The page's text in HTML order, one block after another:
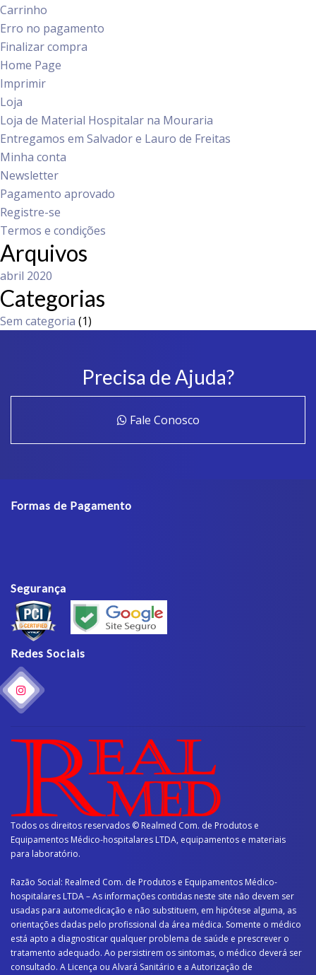
Carrinho
Erro no pagamento
Finalizar compra
Home Page
Imprimir
Loja
Loja de Material Hospitalar na Mouraria
Entregamos em Salvador e Lauro de Freitas
Minha conta
Newsletter
Pagamento aprovado
Registre-se
Termos e condições
Arquivos
abril 2020
Categorias
Sem categoria (1)
Precisa de Ajuda?
Fale Conosco
Formas de Pagamento
Segurança
Redes Sociais
Todos os direitos reservados © Realmed Com. de Produtos e
Equipamentos Médico-hospitalares LTDA, equipamentos e materiais
para laboratório.
Razão Social: Realmed Com. de Produtos e Equipamentos Médico-
hospitalares LTDA – As informações contidas neste site não devem ser
usadas para automedicação e não substituem, em hipótese alguma, as
orientações dadas pelo profissional da área médica. Somente o médico
está apto a diagnosticar qualquer problema de saúde e prescrever o
tratamento adequado. Ao persistirem os sintomas, o médico deverá ser
consultado. A Licença ou Alvará Sanitário e a Autorização de